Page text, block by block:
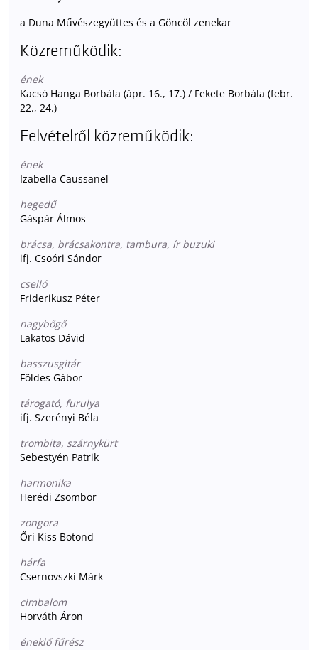
a Duna Művészegyüttes és a Göncöl zenekar
Közreműködik:
ének
Kacsó Hanga Borbála (ápr. 16., 17.) / Fekete Borbála (febr.
22., 24.)
Felvételről közreműködik:
ének
Izabella Caussanel
hegedű
Gáspár Álmos
brácsa, brácsakontra, tambura, ír buzuki
ifj. Csoóri Sándor
cselló
Friderikusz Péter
nagybőgő
Lakatos Dávid
basszusgitár
Földes Gábor
tárogató, furulya
ifj. Szerényi Béla
trombita, szárnykürt
Sebestyén Patrik
harmonika
Herédi Zsombor
zongora
Őri Kiss Botond
hárfa
Csernovszki Márk
cimbalom
Horváth Áron
éneklő fűrész